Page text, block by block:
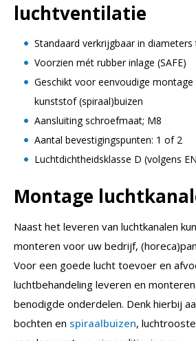
luchtventilatie
Standaard verkrijgbaar in
Voorzien mét rubber inlage (SAFE)
Geschikt voor eenvoudige
kunststof (spiraal)buizen
Aansluiting schroefmaat; M8
Aantal bevestigingspunten: 1 of 2
Luchtdichtheidsklasse D (volgens
Montage
Naast het leveren van luchtkanalen
monteren voor uw bedrijf,
Voor een goede lucht toevoer en
luchtbehandeling leveren en
benodigde onderdelen. Denk hierbij
bochten en spiraalbuizen,